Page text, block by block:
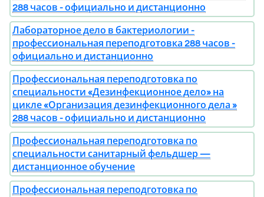
288 часов - официально и дистанционно
Лабораторное дело в бактериологии -
профессиональная переподготовка 288 часов -
официально и дистанционно
Профессиональная переподготовка по
специальности «Дезинфекционное дело» на
цикле «Организация дезинфекционного дела »
288 часов - официально и дистанционно
Профессиональная переподготовка по
специальности санитарный фельдшер —
дистанционное обучение
Профессиональная переподготовка по